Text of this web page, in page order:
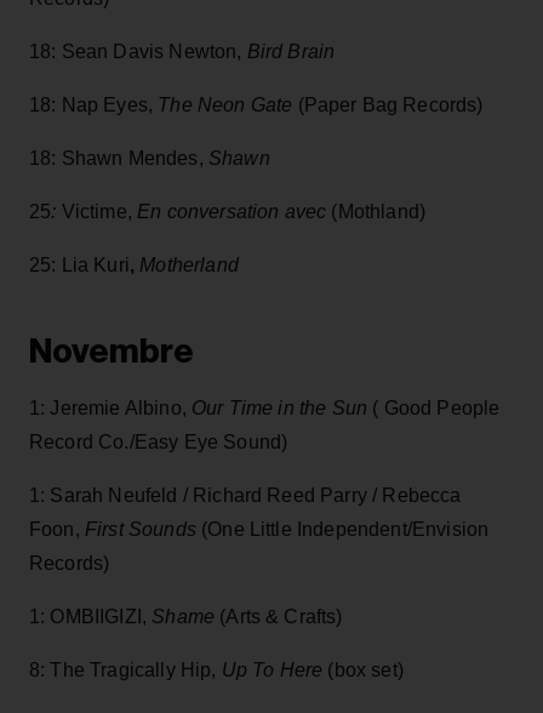
18: Sean Davis Newton, Bird Brain
18: Nap Eyes, The Neon Gate (Paper Bag Records)
18: Shawn Mendes, Shawn
25: Victime, En conversation avec (Mothland)
25: Lia Kuri, Motherland
Novembre
1: Jeremie Albino, Our Time in the Sun ( Good People
Record Co./Easy Eye Sound)
1: Sarah Neufeld / Richard Reed Parry / Rebecca
Foon, First Sounds (One Little Independent/Envision
Records)
1: OMBIIGIZI, Shame (Arts & Crafts)
8: The Tragically Hip, Up To Here (box set)